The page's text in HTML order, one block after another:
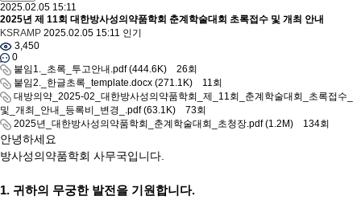
2025.02.05 15:11
2025년 제 11회 대한방사성의약품학회 춘계학술대회 초록접수 및 개최 안내
KSRAMP 2025.02.05 15:11 인기
3,450
0
붙임1._초록_투고안내.pdf(444.6K) 26회
붙임2._한글초록_template.docx (271.1K) 11회
대방의약_2025-02_대한방사성의약품학회_제_11회_춘계학술대회_초록접수_
및_개최_안내_등록비_변경_.pdf(63.1K) 73회
2025년_대한방사성의약품학회_춘계학술대회_초청장.pdf(1.2M) 134회
안녕하세요
방사성의약품학회 사무국입니다.
1. 귀하의 무궁한 발전을 기원합니다.